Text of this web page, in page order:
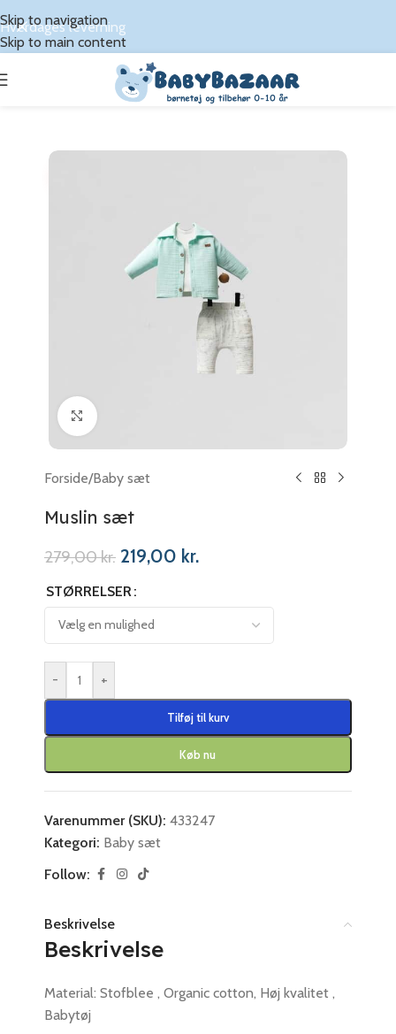
Skip to navigation
Skip to main content
Hverdages leverning
Klik for at forstørre
Forside/Baby sæt
Muslin sæt
279,00kr. 219,00 kr.
STØRRELSER
- +
Tilføj til kurv
Køb nu
Varenummer (SKU): 433247
Kategori: Baby sæt
Follow:
Beskrivelse
Beskrivelse
Material: Stofblee , Organic cotton, Høj kvalitet ,
Babytøj